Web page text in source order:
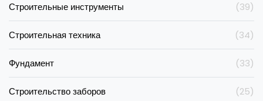
Строительные инструменты (39)
Строительная техника (34)
Фундамент (33)
Строительство заборов (25)